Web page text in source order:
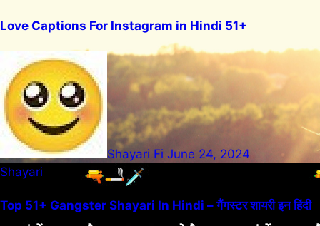
Love Captions For Instagram in Hindi 51+
Shayari Fi June 24, 2024
Shayari
Top 51+ Gangster Shayari In Hindi – गैंगस्टर शायरी इन हिंदी